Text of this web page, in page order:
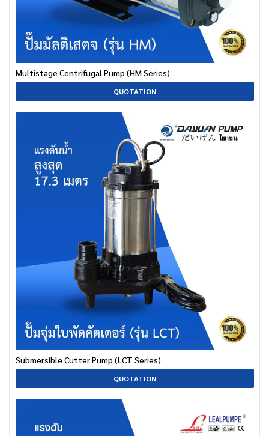
Multistage Centrifugal Pump (HM Series)
QUOTATION
Submersible Cutter Pump (LCT Series)
QUOTATION